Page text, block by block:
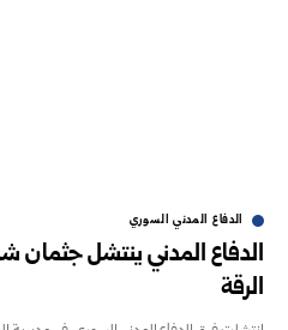
الدفاع المدني السوري
الدفاع المدني ينتشل
الرقة